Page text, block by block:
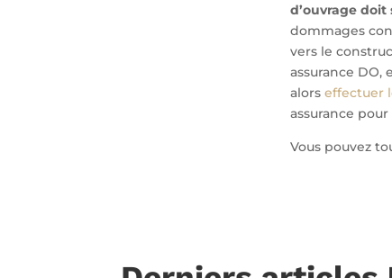
d’ouvrage
dommages
vers le
assurance
alors effectuer
assurance
Vous pouvez